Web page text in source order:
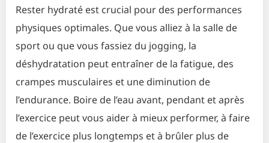
Rester hydraté est crucial pour des performances
physiques optimales. Que vous alliez à la salle de
sport ou que vous fassiez du jogging, la
déshydratation peut entraîner de la fatigue, des
crampes musculaires et une diminution de
l’endurance. Boire de l’eau avant, pendant et après
l’exercice peut vous aider à mieux performer, à faire
de l’exercice plus longtemps et à brûler plus de